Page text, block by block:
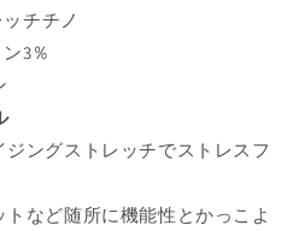
チチノ
3％
ングストレッチでストレスフ
など随所に機能性とかっこよ